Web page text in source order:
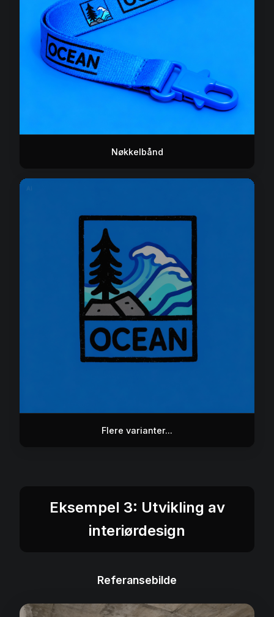
Nøkkelbånd
Flere varianter...
Eksempel 3: Utvikling av
interiørdesign
Referansebilde